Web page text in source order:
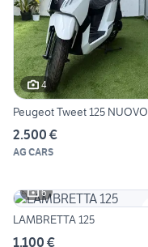
4
Peugeot Tweet 125 NUOVO
2.500 €
AG CARS
6
LAMBRETTA 125
1.100 €